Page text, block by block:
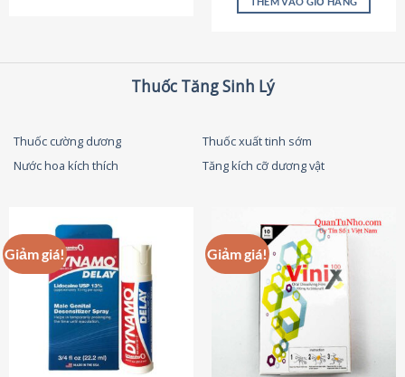
220,000 ₫.
Thuốc Tăng Sinh Lý
Thuốc cường dương
Thuốc xuất tinh sớm
Nước hoa kích thích
Tăng kích cỡ dương vật
Giảm giá! Giảm giá!